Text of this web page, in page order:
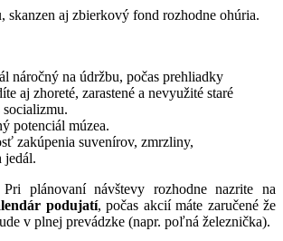
skanzen aj zbierkový fond rozhodne ohúria.
náročný na údržbu, počas prehliadky
aj zhoreté, zarastené a nevyužité staré
potenciál múzea.
zakúpenia suvenírov, zmrzliny,
jedál.
Pri plánovaní návštevy rozhodne nazrite na
podujatí, počas akcií máte zaručené že
v plnej prevádzke (napr. poľná železnička).